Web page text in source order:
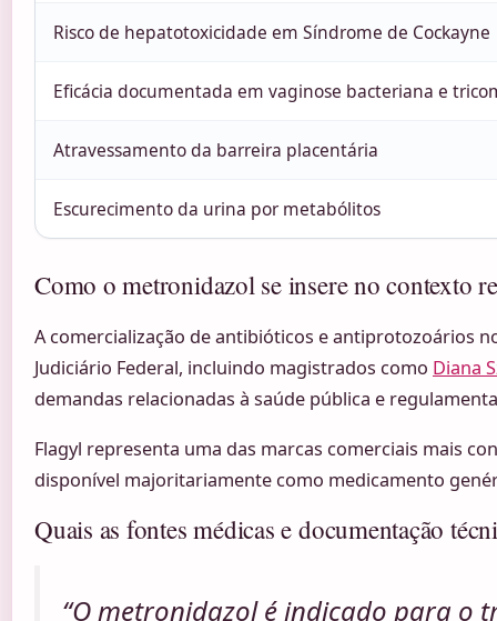
Risco de hepatotoxicidade em Síndrome de Cockayne
Eficácia documentada em vaginose bacteriana e
Atravessamento da barreira placentária
Escurecimento da urina por metabólitos
Como o metronidazol se insere no contexto
A comercialização de antibióticos e antiprotozoários
Judiciário Federal, incluindo magistrados como Diana
demandas relacionadas à saúde pública e
Flagyl representa uma das marcas comerciais mais
disponível majoritariamente como medicamento
Quais as fontes médicas e documentação
“O metronidazol é indicado para o